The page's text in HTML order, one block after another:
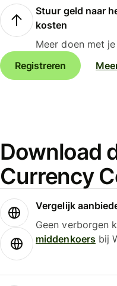
Stuur geld naar
kosten
Meer doen met
Registreren
Download
Currency
Vergelijk
Geen verborgen
middenkoersbij